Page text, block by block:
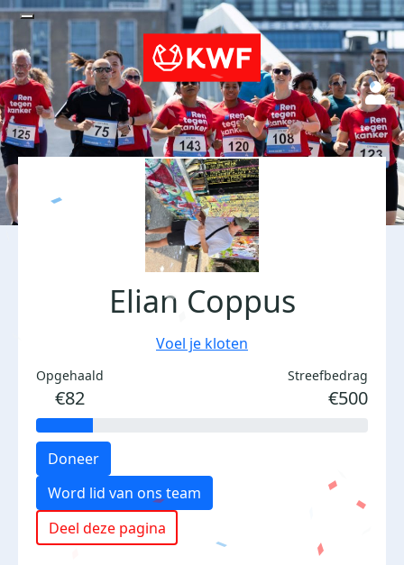
Elian Coppus
Voel je kloten
Opgehaald
€82
Streefbedrag
€500
Doneer
Word lid van ons team
Deel deze pagina